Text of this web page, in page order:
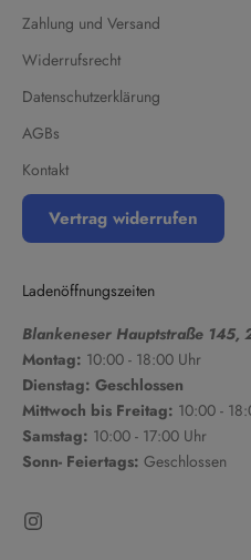
Zahlung und Versand
Widerrufsrecht
Datenschutzerklärung
AGBs
Kontakt
Vertrag widerrufen
Ladenöffnungszeiten
Blankeneser Hauptstraße 145,
Montag: 10:00 - 18:00 Uhr
Dienstag: Geschlossen
Mittwoch bis Freitag: 10:00 -
Samstag: 10:00 - 17:00 Uhr
Sonn- Feiertags: Geschlossen